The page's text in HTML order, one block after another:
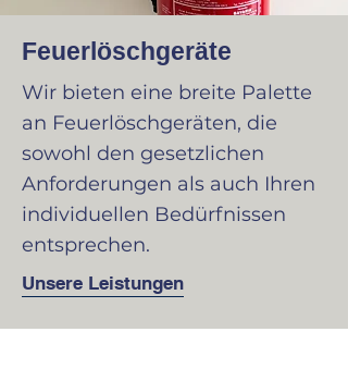
Feuerlöschgeräte
Wir bieten eine breite Palette
an Feuerlöschgeräten, die
sowohl den gesetzlichen
Anforderungen als auch Ihren
individuellen Bedürfnissen
entsprechen.
Unsere Leistungen